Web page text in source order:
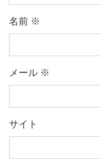
名前 ※
メール ※
サイト